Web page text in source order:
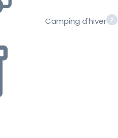
Camping d'hiver